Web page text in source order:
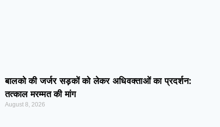
बालको की जर्जर सड़कों को लेकर अधिवक्ताओं का प्रदर्शन:
तत्काल मरम्मत की मांग
August 8, 2026